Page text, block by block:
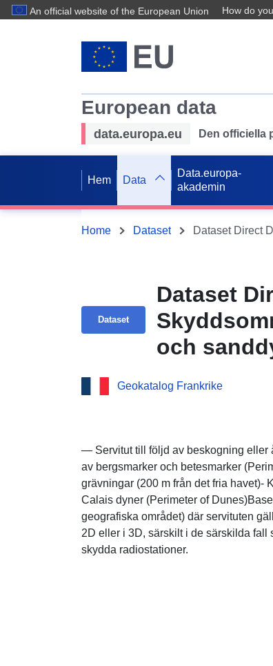
An official website of the European Union How do
European data
data.europa.eu Den officiella
Hem Data
Data.europa-
akademin
Home Dataset
Dataset
Dataset
och
Geokatalog Frankrike
— Servitut till följd av beskogning eller
av bergsmarker och betesmarker
grävningar (200 m från det fria havet)-
Calais dyner (Perimeter of
geografiska området) där servituten
2D eller i 3D, särskilt i de särskilda fall
skydda radiostationer.